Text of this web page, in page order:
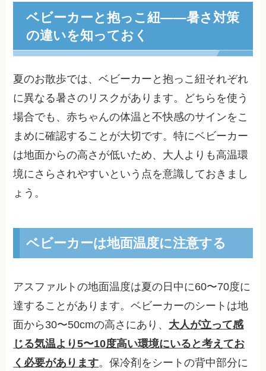
ベビーカーと抱っこ紐——暑さ対策
の違いを知っておく
夏のお散歩では、ベビーカーと抱っこ紐それぞれ
に異なる暑さのリスクがあります。どちらを使う
場合でも、赤ちゃんの体温と不快感のサインをこ
まめに確認することが大切です。特にベビーカー
は地面からの高さが低いため、大人よりも高温環
境にさらされやすいという点を意識しておきまし
ょう。
ベビーカーは地面温度に注意する
アスファルトの地面温度は夏の日中に60〜70度に
達することがあります。ベビーカーのシートは地
面から30〜50cmの高さにあり、 大人が立って感
じる気温より5〜10度高い環境にいると考えてお
く必要があります。保冷剤をシートの背中部分に